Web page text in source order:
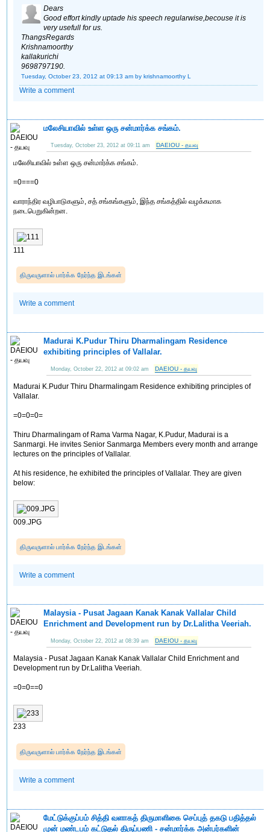
Dears
Good effort kindly uptade his speech regularwise,becouse it is
very usefull for us.
ThangsRegards
Krishnamoorthy
kallakurichi
9698797190.
Tuesday, October 23, 2012 at 09:13 am by krishnamoorthy L
Write a comment
மலேசியாவில் உள்ள ஒரு சன்மார்க்க சங்கம்.
Tuesday, October 23, 2012 at 09:11 am DAEIOU - தயவு
மலேசியாவில் உள்ள ஒரு சன்மார்க்க சங்கம்.
=0===0
வாராந்திர வழிபாடுகளும், சத் சங்கங்களும், இந்த சங்கத்தில் வழக்கமாக
நடைபெறுகின்றன.
111
திருவருளால் பார்க்க நேர்ந்த இடங்கள்
Write a comment
Madurai K.Pudur Thiru Dharmalingam Residence
exhibiting principles of Vallalar.
Monday, October 22, 2012 at 09:02 am DAEIOU - தயவு
Madurai K.Pudur Thiru Dharmalingam Residence exhibiting principles of
Vallalar.
=0=0=0=
Thiru Dharmalingam of Rama Varma Nagar, K.Pudur, Madurai is a
Sanmargi. He invites Senior Sanmarga Members every month and arrange
lectures on the principles of Vallalar.
At his residence, he exhibited the principles of Vallalar. They are given
below:
009.JPG
திருவருளால் பார்க்க நேர்ந்த இடங்கள்
Write a comment
Malaysia - Pusat Jagaan Kanak Kanak Vallalar Child
Enrichment and Development run by Dr.Lalitha Veeriah.
Monday, October 22, 2012 at 08:39 am DAEIOU - தயவு
Malaysia - Pusat Jagaan Kanak Kanak Vallalar Child Enrichment and
Development run by Dr.Lalitha Veeriah.
=0=0==0
233
திருவருளால் பார்க்க நேர்ந்த இடங்கள்
Write a comment
மேட்டுக்குப்பம் சித்தி வளாகத் திருமாளிகை செப்புத் தகடு பதித்தல்
முன் மண்டபம் கட்டுதல் திருப்பணி - சன்மார்க்க அன்பர்களின்